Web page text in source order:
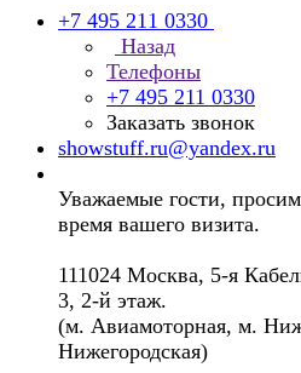
+7 495 211 0330
Назад
Телефоны
+7 495 211 0330
Заказать звонок
showstuff.ru@yandex.ru
Уважаемые гости, просим
время вашего визита.
111024 Москва, 5-я
3, 2-й этаж.
(м. Авиамоторная, м.
Нижегородская)